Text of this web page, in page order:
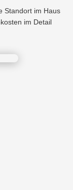
Standort im Haus
im Detail